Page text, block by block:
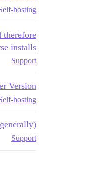
hosting
therefore
installs
Support
Version
hosting
Support